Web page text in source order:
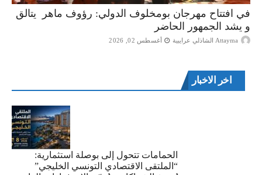
في افتتاح مهرجان بومخلوف الدولي: رؤوف ماهر يتالق
و يشد الجمهور الحاضر
Attayma الشاذلي عرايبية أغسطس 02, 2026
اخر الاخبار
الحمامات تتحول إلى بوصلة استثمارية:
“الملتقى الاقتصادي التونسي الخليجي”